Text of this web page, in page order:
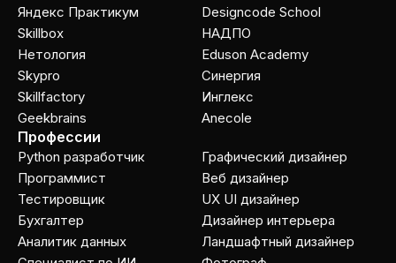
Яндекс Практикум
Skillbox
Нетология
Skypro
Skillfactory
Geekbrains
Designcode School
НАДПО
Eduson Academy
Cинергия
Инглекс
Anecole
Профессии
Python разработчик
Программист
Тестировщик
Бухгалтер
Аналитик данных
Графический дизайнер
Веб дизайнер
UX UI дизайнер
Дизайнер интерьера
Ландшафтный дизайнер